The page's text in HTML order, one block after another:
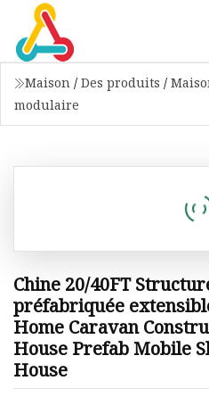
Maison / Des produits /
modulaire
Chine 20/40FT
préfabriquée
Home Caravan
House Prefab Mobile
House